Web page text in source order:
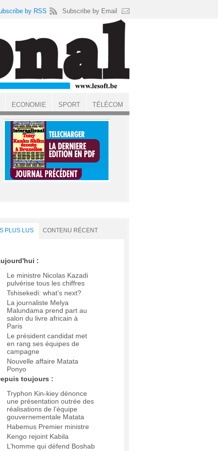
PLUS LUS CONTENU RÉCENT
:
Le ministre Nicolas Kazadi
pulvérise tous les chiffres
Tshisekedi: what’s next?
La journaliste Melya
Malundama prend part au
salon du livre africain à
Paris
Le président candidat met
en rang ses équipes de
campagne
Nouvelle affaire Matata
Ponyo
toujours :
Tryphon Kin-kiey dénonce
une présentation outrée des
réalisations de l’équipe
gouvernementale Matata
Habemus Premier ministre
Kengo rejoint Kabila
L’homme qui défend Boshab
by RSS Subscribe by Email
ECONOMIE SPORT TÉLÉCOM